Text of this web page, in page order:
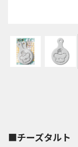
■チーズタルト